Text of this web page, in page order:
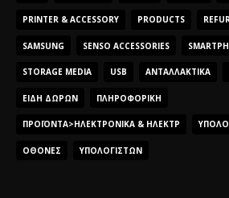
PRINTER & ACCESSORY PRODUCTS
SAMSUNG SENSO ACCESSORIES
STORAGE MEDIA USB ΑΝΤΑΛΛΑΚΤΙΚΆ
ΕΊΔΗ ΔΏΡΩΝ ΠΛΗΡΟΦΟΡΙΚΉ
ΠΡΟΪΌΝΤΑ>ΗΛΕΚΤΡΟΝΙΚΆ & ΗΛΕΚΤΡ
ΟΘΌΝΕΣ ΥΠΟΛΟΓΙΣΤΏΝ